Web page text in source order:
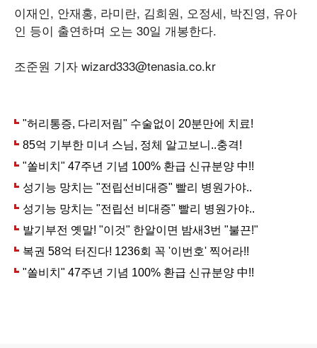
이재인, 안재홍, 라미란, 김희원, 오정세, 박진영, 유아
인 등이 출연하며 오는 30일 개봉한다.
조준원 기자 wizard333@tenasia.co.kr